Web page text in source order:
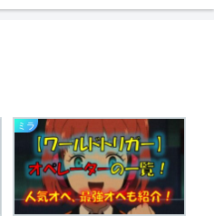
ミラ